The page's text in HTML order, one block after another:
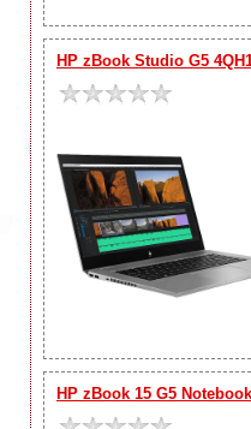
HP zBook Studio G5
HP zBook 15 G5